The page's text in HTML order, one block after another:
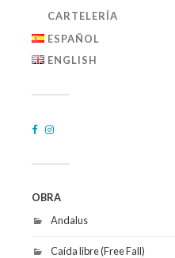
CARTELERÍA
ESPAÑOL
ENGLISH
OBRA
Andalus
Caída libre (Free Fall)